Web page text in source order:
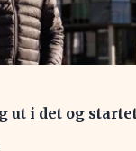
ut i det og